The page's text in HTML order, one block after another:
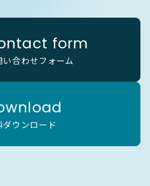
form
い合わせフォーム
ダウンロード